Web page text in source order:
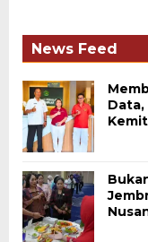
News Feed